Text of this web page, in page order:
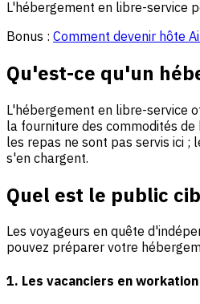
L'hébergement en libre-service
Bonus : Comment devenir hôte
Qu'est-ce qu'un
L'hébergement en libre-service
la fourniture des commodités
les repas ne sont pas servis ici ;
s'en chargent.
Quel est le public
Les voyageurs en quête
pouvez préparer votre
1. Les vacanciers en workation